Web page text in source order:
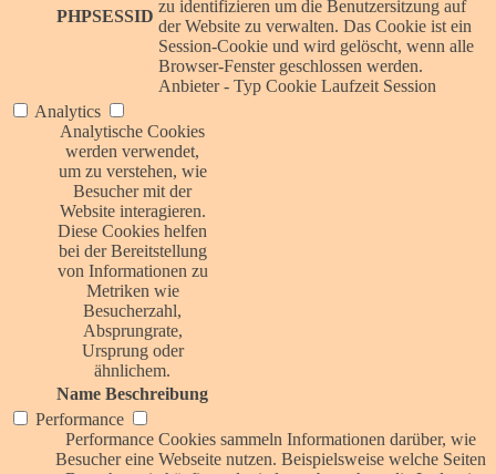
PHPSESSID
zu identifizieren um die Benutzersitzung auf
der Website zu verwalten. Das Cookie ist ein
Session-Cookie und wird gelöscht, wenn alle
Browser-Fenster geschlossen werden.
Anbieter - Typ Cookie Laufzeit Session
Analytics
Analytische Cookies
werden verwendet,
um zu verstehen, wie
Besucher mit der
Website interagieren.
Diese Cookies helfen
bei der Bereitstellung
von Informationen zu
Metriken wie
Besucherzahl,
Absprungrate,
Ursprung oder
ähnlichem.
Name Beschreibung
Performance
Performance Cookies sammeln Informationen darüber, wie
Besucher eine Webseite nutzen. Beispielsweise welche Seiten